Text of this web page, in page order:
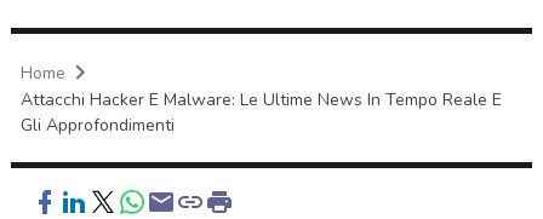
Home
Attacchi Hacker E Malware: Le Ultime News In Tempo Reale E
Gli Approfondimenti